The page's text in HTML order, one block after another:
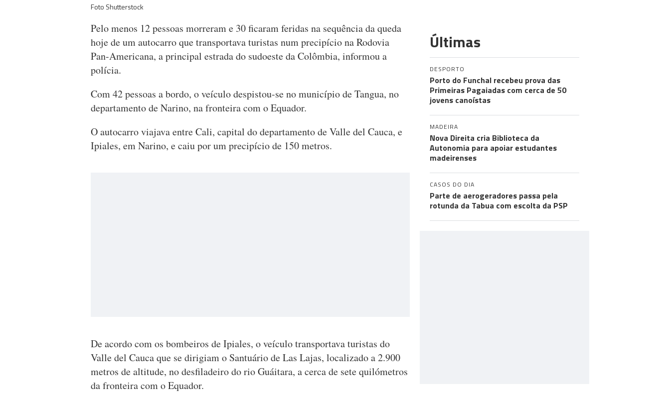
Foto Shutterstock
Pelo menos 12 pessoas morreram e 30 ficaram feridas na sequência da queda
hoje de um autocarro que transportava turistas num precipício na Rodovia
Pan-Americana, a principal estrada do sudoeste da Colômbia, informou a
polícia.
Com 42 pessoas a bordo, o veículo despistou-se no município de Tangua, no
departamento de Narino, na fronteira com o Equador.
O autocarro viajava entre Cali, capital do departamento de Valle del Cauca, e
Ipiales, em Narino, e caiu por um precipício de 150 metros.
De acordo com os bombeiros de Ipiales, o veículo transportava turistas do
Valle del Cauca que se dirigiam o Santuário de Las Lajas, localizado a 2.900
metros de altitude, no desfiladeiro do rio Guáitara, a cerca de sete quilómetros
da fronteira com o Equador.
Últimas
DESPORTO
Porto do Funchal recebeu prova das
Primeiras Pagaiadas com cerca de 50
jovens canoístas
MADEIRA
Nova Direita cria Biblioteca da
Autonomia para apoiar estudantes
madeirenses
CASOS DO DIA
Parte de aerogeradores passa pela
rotunda da Tabua com escolta da PSP